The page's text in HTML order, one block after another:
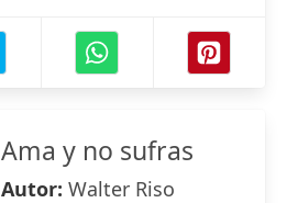
Ama y no sufras
Autor: Walter Riso